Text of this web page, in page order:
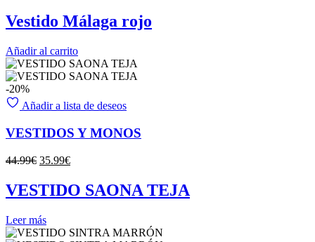
original
era:
actual
es:
Vestido Málaga rojo
Añadir al carrito
-20%
Añadir a lista de deseos
VESTIDOS Y MONOS
44.99€ El
original
era:
35.99€El
actual
es:
VESTIDO SAONA TEJA
Leer más